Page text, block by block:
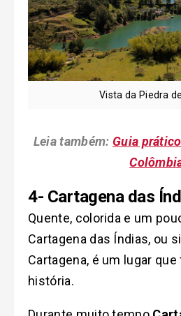
Vista da Piedra
Leia também: Guia
4- Cartagena das
Quente, colorida e um
Cartagena das Índias, ou
Cartagena, é um lugar
história.